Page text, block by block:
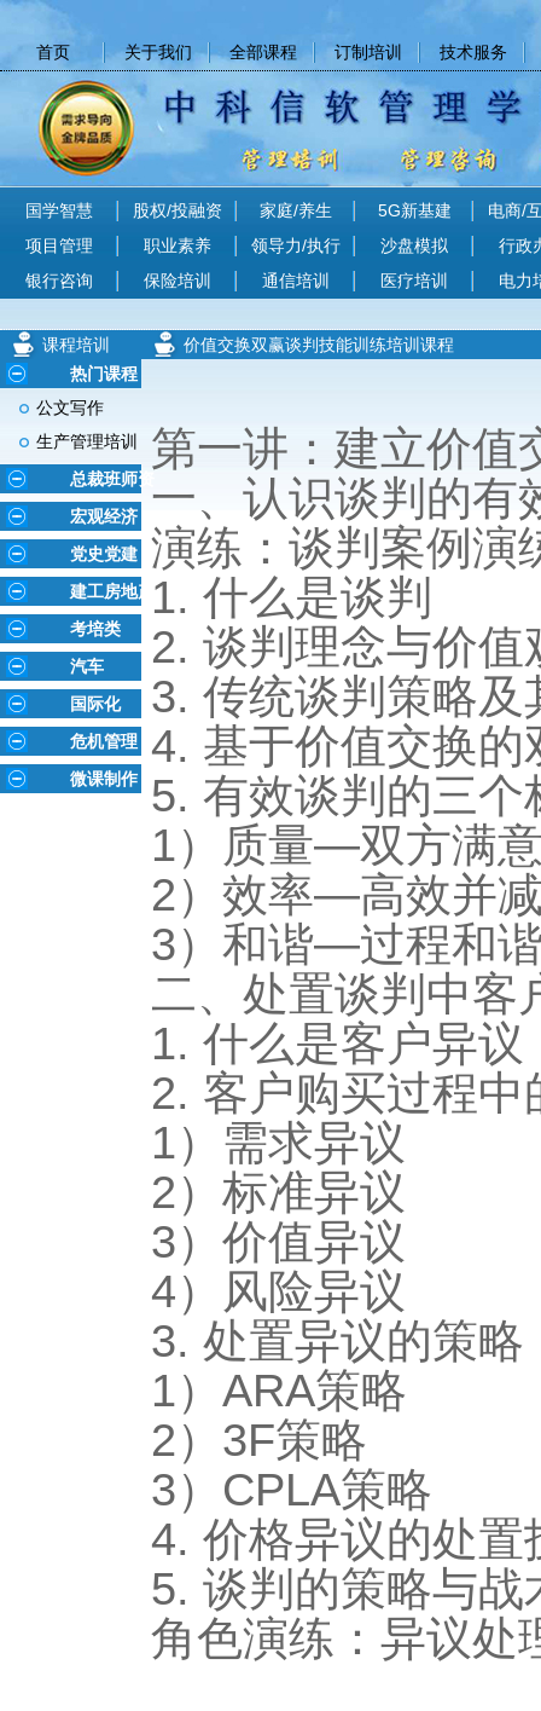
首页 关于我们 全部课程 订制培训 技术服务
国学智慧 股权/投融资 家庭/养生 5G新基建
电商/
项目管理
职业素养 领导力/执行 沙盘模拟
行政
银行咨询
保险培训 通信培训 医疗培训 电力
课程培训
热门课程
公文写作
生产管理培训
总裁班师资
宏观经济
党史党建
建工房地产
考培类
汽车
国际化
危机管理
微课制作
价值交换双赢谈判技能训练培训课程
第一讲：建立价
一、认识谈判的有
演练：谈判案例演
1. 什么是谈判
2. 谈判理念与价值
3. 传统谈判策略及
4. 基于价值交换的
5. 有效谈判的三个
1）质量—双方满
2）效率—高效并
3）和谐—过程和
二、处置谈判中客
1. 什么是客户异议
2. 客户购买过程中
1）需求异议
2）标准异议
3）价值异议
4）风险异议
3. 处置异议的策略
1）ARA策略
2）3F策略
3）CPLA策略
4. 价格异议的处置
5. 谈判的策略与战
角色演练：异议处